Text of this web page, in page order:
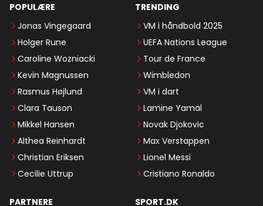
POPULÆRE
Jonas Vingegaard
Holger Rune
Caroline Wozniacki
Kevin Magnussen
Rasmus Højlund
Clara Tauson
Mikkel Hansen
Althea Reinhardt
Christian Eriksen
Cecilie Uttrup
TRENDING
VM i håndbold 2025
UEFA Nations League
Tour de France
Wimbledon
VM i dart
Lamine Yamal
Novak Djokovic
Max Verstappen
Lionel Messi
Cristiano Ronaldo
PARTNERE SPORT.DK